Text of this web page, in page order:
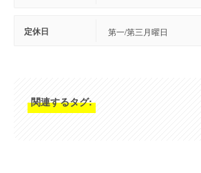
定休日 第一/第三月曜日
関連するタグ: